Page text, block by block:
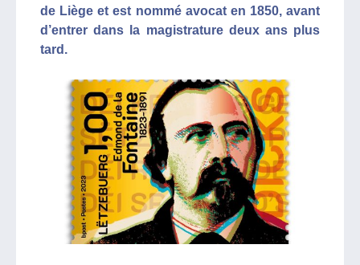
de Liège et est nommé avocat en 1850, avant
d’entrer dans la magistrature deux ans plus
tard.